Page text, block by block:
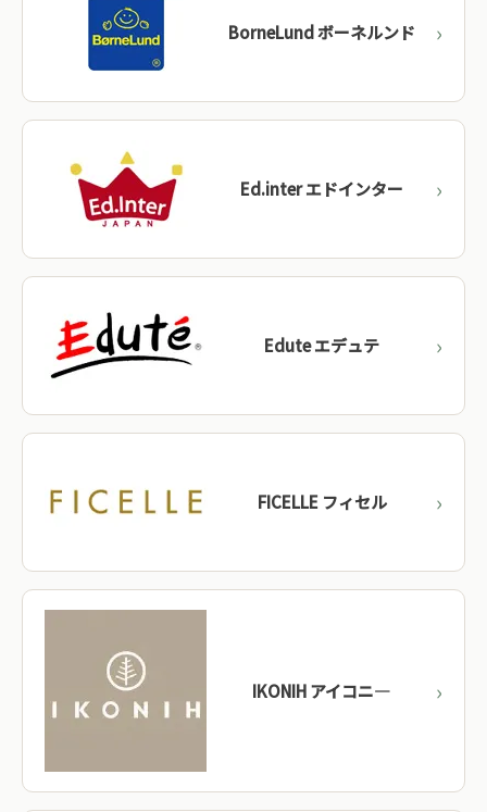
子どもが舐めても安全な天然オイルや蜜蝋仕上げ。木
本来の香りと質感を大切にしています。
ST基準適合
て環境に合わせた設計が特徴です。
BorneLund（ボーネルンド） 日本→
Ed.inter（エドインター）
海外メーカーを見る →
BorneLund ボーネルンド
Ed.inter エドインター
Edute エデュテ
FICELLE フィセル
IKONIH アイコニ―